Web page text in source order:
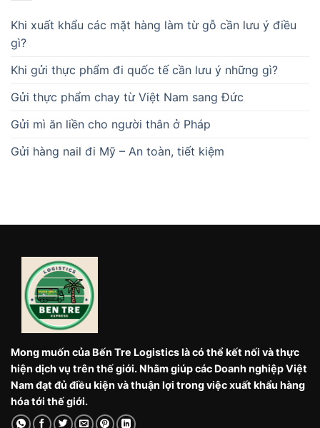
Khi xuất khẩu các mặt hàng làm từ gỗ cần lưu ý điều
gì?
Khi gửi thực phẩm đi quốc tế cần lưu ý những gì?
Gửi thực phẩm chay từ Việt Nam sang Đức
Gửi mì ăn liền cho người thân ở Pháp
Gửi hàng nail đi Mỹ – An toàn, tiết kiệm
Mong muốn của Bến Tre Logistics là có thể kết nối và thực
hiện dịch vụ trên thế giới. Nhằm giúp các Doanh nghiệp Việt
Nam đạt đủ điều kiện và thuận lợi trong việc xuất khẩu hàng
hóa tới thế giới.